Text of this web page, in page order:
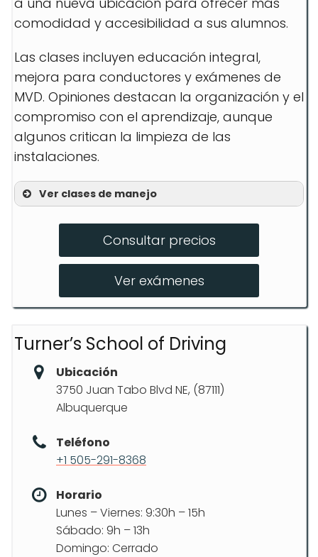
comodidad y accesibilidad a sus alumnos.
Las clases incluyen educación integral,
mejora para conductores y exámenes de
MVD. Opiniones destacan la organización y el
compromiso con el aprendizaje, aunque
algunos critican la limpieza de las
instalaciones.
Ver clases de manejo
Clase de mejora del conductor
Examen escrito y de carretera de
Consultar precios
Ver exámenes
Turner’s School of Driving
Ubicación
3750 Juan Tabo Blvd NE, (87111)
Albuquerque
Teléfono
+1 505-291-8368
Horario
Lunes – Viernes: 9:30h – 15h
Sábado: 9h – 13h
Domingo: Cerrado